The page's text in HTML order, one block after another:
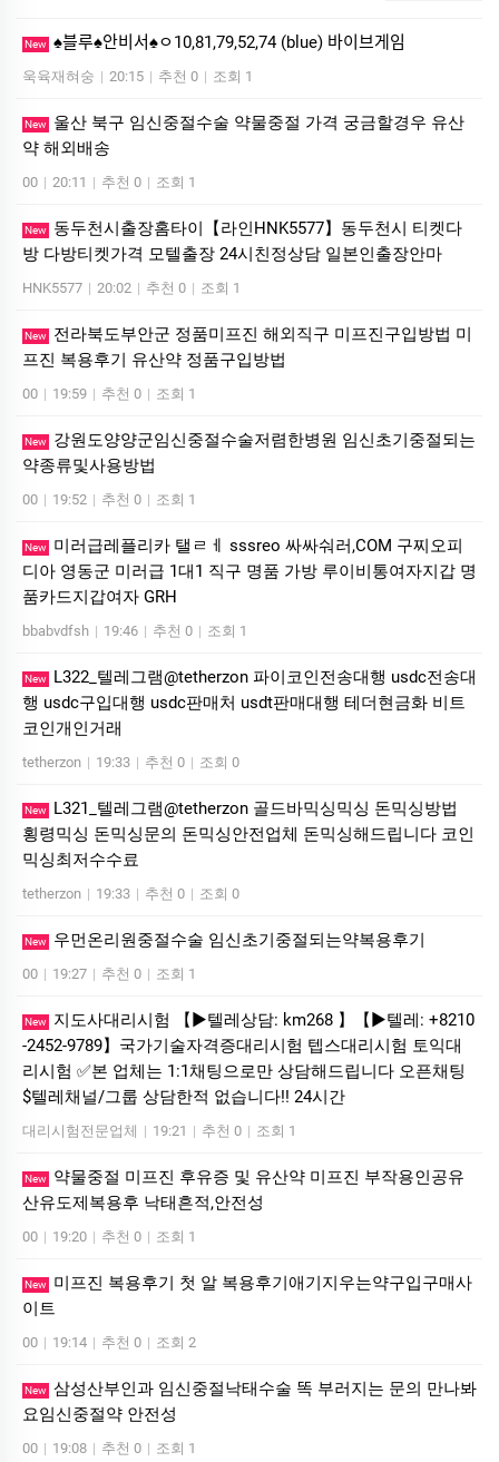
New ♠블루♠안비서♠ㅇ10,81,79,52,74 (blue) 바이브게임
욱육재혀숭 | 20:15 | 추천 0 | 조회 1
New
울산 북구 임신중절수술 약물중절 가격 궁금할경우 유산
약 해외배송
00 | 20:11 | 추천 0 | 조회 1
New
동두천시출장홈타이【라인HNK5577】동두천시 티켓다
방 다방티켓가격 모텔출장 24시친정상담 일본인출장안마
HNK5577 | 20:02 | 추천 0 | 조회 1
New
전라북도부안군 정품미프진 해외직구 미프진구입방법 미
프진 복용후기 유산약 정품구입방법
00 | 19:59 | 추천 0 | 조회 1
New
강원도양양군임신중절수술저렴한병원 임신초기중절되는
약종류및사용방법
00 | 19:52 | 추천 0 | 조회 1
New
미러급레플리카 탤ㄹㅔ sssreo 싸싸숴러,COM 구찌오피
디아 영동군 미러급 1대1 직구 명품 가방 루이비통여자지갑 명
품카드지갑여자 GRH
bbabvdfsh | 19:46 | 추천 0 | 조회 1
New
L322_텔레그램@tetherzon 파이코인전송대행 usdc전송대
행 usdc구입대행 usdc판매처 usdt판매대행 테더현금화 비트
코인개인거래
tetherzon | 19:33 | 추천 0 | 조회 0
New
L321_텔레그램@tetherzon 골드바믹싱믹싱 돈믹싱방법
횡령믹싱 돈믹싱문의 돈믹싱안전업체 돈믹싱해드립니다 코인
믹싱최저수수료
tetherzon | 19:33 | 추천 0 | 조회 0
New 우먼온리원중절수술 임신초기중절되는약복용후기
00 | 19:27 | 추천 0 | 조회 1
New
지도사대리시험 【▶텔레상담: km268 】【▶텔레: +8210
-2452-9789】국가기술자격증대리시험 텝스대리시험 토익대
리시험 ✅본 업체는 1:1채팅으로만 상담해드립니다 오픈채팅
$텔레채널/그룹 상담한적 없습니다!! 24시간
대리시험전문업체 | 19:21 | 추천 0 | 조회 1
New
약물중절 미프진 후유증 및 유산약 미프진 부작용인공유
산유도제복용후 낙태흔적,안전성
00 | 19:20 | 추천 0 | 조회 1
New
미프진 복용후기 첫 알 복용후기애기지우는약구입구매사
이트
00 | 19:14 | 추천 0 | 조회 2
New 삼성산부인과 임신중절낙태수술 똑 부러지는 문의 만나봐
요임신중절약 안전성
00 | 19:08 | 추천 0 | 조회 1